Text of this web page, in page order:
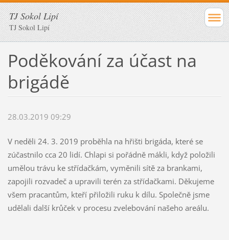
TJ Sokol Lipí
TJ Sokol Lipí
Poděkování za účast na
brigádě
28.03.2019 09:29
V neděli 24. 3. 2019 proběhla na hřišti brigáda, které se
zúčastnilo cca 20 lidí. Chlapi si pořádně mákli, když položili
umělou trávu ke střídačkám, vyměnili sítě za brankami,
zapojili rozvadeč a upravili terén za střídačkami. Děkujeme
všem pracantům, kteří přiložili ruku k dílu. Společně jsme
udělali další krůček v procesu zvelebování našeho areálu.